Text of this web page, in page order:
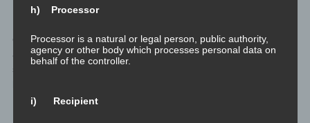
erlebt innere Stille. Er eignet sich sein Wissen sowohl selbst als
auch durch andere Lehrer an. Seine tatsächlichen Erfahrungen
stimmen mit seinen Lehren überein, und er lebt sein Leben
h) Processor
Processor is a natural or legal person, public authority,
agency or other body which processes personal data on
behalf of the controller.
i) Recipient